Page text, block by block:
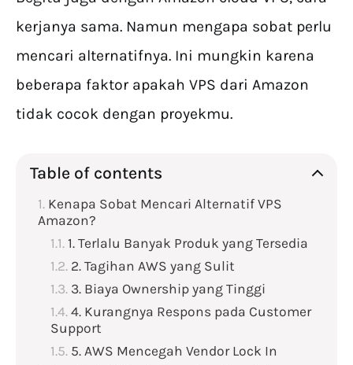
kerjanya sama. Namun mengapa sobat perlu
mencari alternatifnya. Ini mungkin karena
beberapa faktor apakah VPS dari Amazon
tidak cocok dengan proyekmu.
Table of contents
Kenapa Sobat Mencari Alternatif VPS
Amazon?
1. Terlalu Banyak Produk yang Tersedia
2. Tagihan AWS yang Sulit
3. Biaya Ownership yang Tinggi
4. Kurangnya Respons pada Customer
Support
5. AWS Mencegah Vendor Lock In